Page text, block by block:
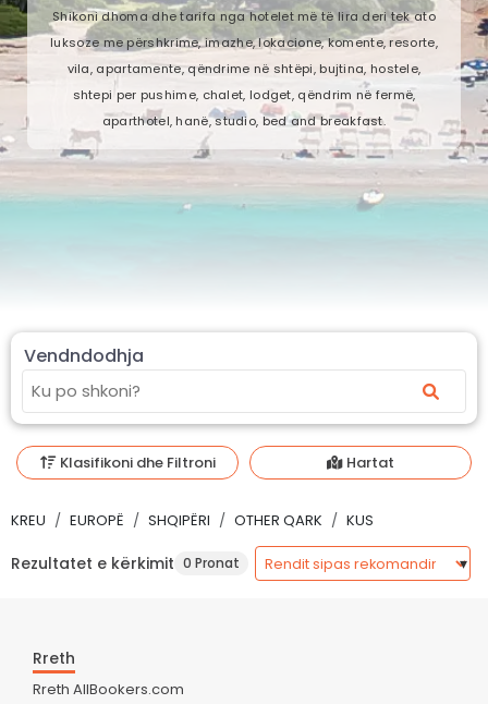
Shikoni dhoma dhe tarifa nga hotelet më të lira deri tek ato
luksoze me përshkrime, imazhe, lokacione, komente, resorte,
vila, apartamente, qëndrime në shtëpi, bujtina, hostele,
shtepi per pushime, chalet, lodget, qëndrim në fermë,
aparthotel, hanë, studio, bed and breakfast.
Vendndodhja
Klasifikoni dhe Filtroni Hartat
KREU EUROPË SHQIPËRI OTHER QARK KUS
Rezultatet e kërkimit 0 Pronat
Rreth
Rreth AllBookers.com